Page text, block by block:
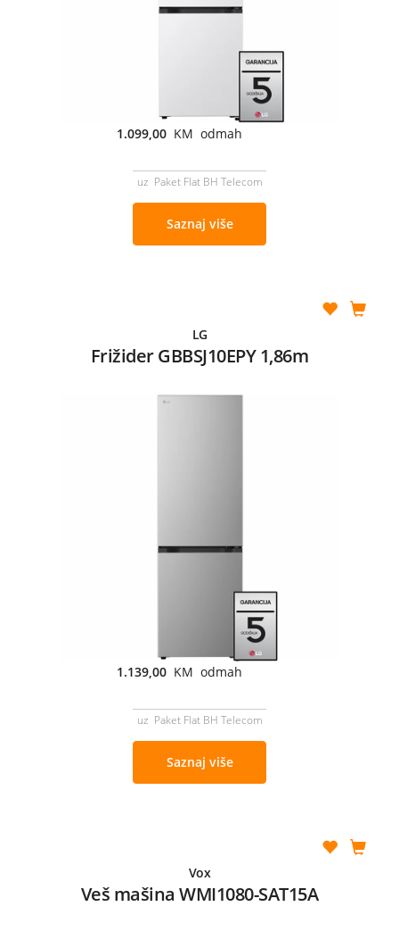
1.099,00 KM odmah
uz Paket Flat BH Telecom
Saznaj više
LG
Frižider GBBSJ10EPY 1,86m
1.139,00 KM odmah
uz Paket Flat BH Telecom
Saznaj više
Vox
Veš mašina WMI1080-SAT15A